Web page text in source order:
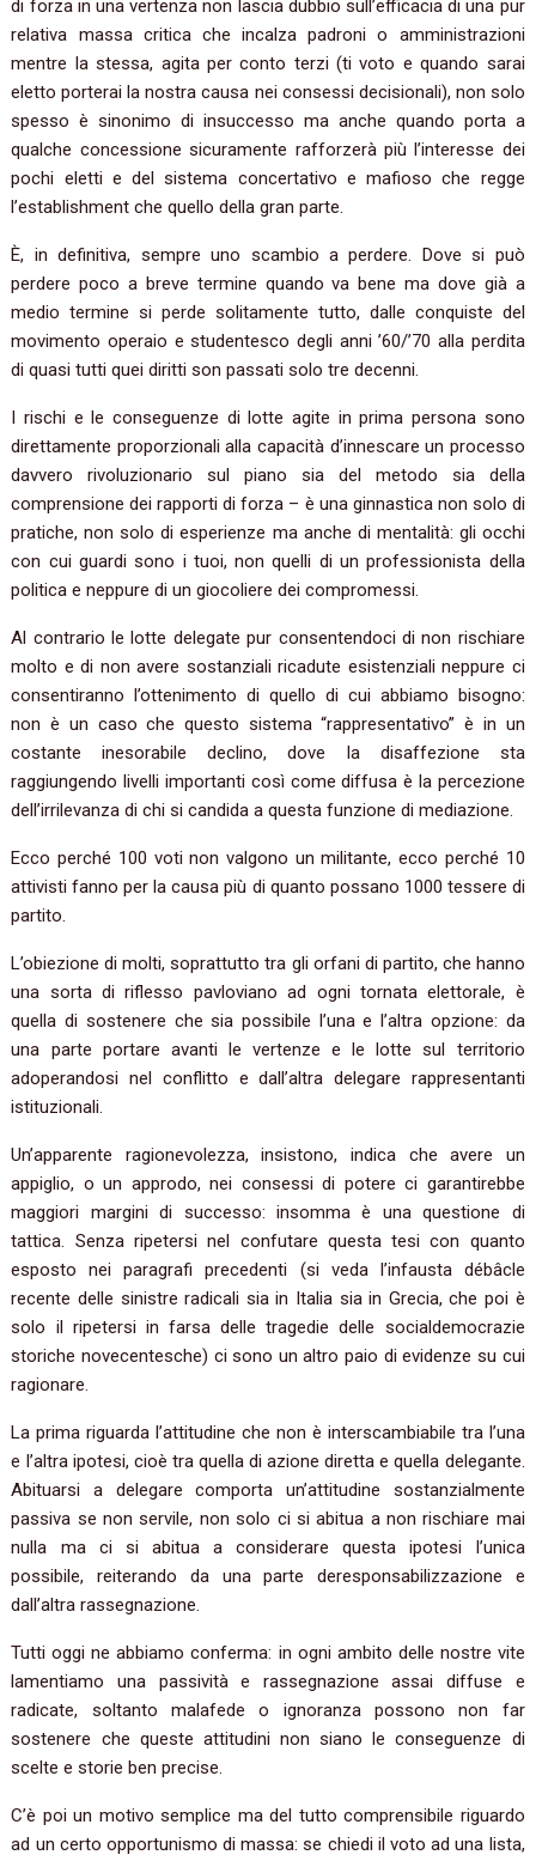
di forza in una vertenza non lascia dubbio sull’efficacia di una pur
relativa massa critica che incalza padroni o amministrazioni
mentre la stessa, agita per conto terzi (ti voto e quando sarai
eletto porterai la nostra causa nei consessi decisionali), non solo
spesso è sinonimo di insuccesso ma anche quando porta a
qualche concessione sicuramente rafforzerà più l’interesse dei
pochi eletti e del sistema concertativo e mafioso che regge
l’establishment che quello della gran parte.
È, in definitiva, sempre uno scambio a perdere. Dove si può
perdere poco a breve termine quando va bene ma dove già a
medio termine si perde solitamente tutto, dalle conquiste del
movimento operaio e studentesco degli anni ’60/’70 alla perdita
di quasi tutti quei diritti son passati solo tre decenni.
I rischi e le conseguenze di lotte agite in prima persona sono
direttamente proporzionali alla capacità d’innescare un processo
davvero rivoluzionario sul piano sia del metodo sia della
comprensione dei rapporti di forza – è una ginnastica non solo di
pratiche, non solo di esperienze ma anche di mentalità: gli occhi
con cui guardi sono i tuoi, non quelli di un professionista della
politica e neppure di un giocoliere dei compromessi.
Al contrario le lotte delegate pur consentendoci di non rischiare
molto e di non avere sostanziali ricadute esistenziali neppure ci
consentiranno l’ottenimento di quello di cui abbiamo bisogno:
non è un caso che questo sistema “rappresentativo” è in un
costante inesorabile declino, dove la disaffezione sta
raggiungendo livelli importanti così come diffusa è la percezione
dell’irrilevanza di chi si candida a questa funzione di mediazione.
Ecco perché 100 voti non valgono un militante, ecco perché 10
attivisti fanno per la causa più di quanto possano 1000 tessere di
partito.
L’obiezione di molti, soprattutto tra gli orfani di partito, che hanno
una sorta di riflesso pavloviano ad ogni tornata elettorale, è
quella di sostenere che sia possibile l’una e l’altra opzione: da
una parte portare avanti le vertenze e le lotte sul territorio
adoperandosi nel conflitto e dall’altra delegare rappresentanti
istituzionali.
Un’apparente ragionevolezza, insistono, indica che avere un
appiglio, o un approdo, nei consessi di potere ci garantirebbe
maggiori margini di successo: insomma è una questione di
tattica. Senza ripetersi nel confutare questa tesi con quanto
esposto nei paragrafi precedenti (si veda l’infausta débâcle
recente delle sinistre radicali sia in Italia sia in Grecia, che poi è
solo il ripetersi in farsa delle tragedie delle socialdemocrazie
storiche novecentesche) ci sono un altro paio di evidenze su cui
ragionare.
La prima riguarda l’attitudine che non è interscambiabile tra l’una
e l’altra ipotesi, cioè tra quella di azione diretta e quella delegante.
Abituarsi a delegare comporta un’attitudine sostanzialmente
passiva se non servile, non solo ci si abitua a non rischiare mai
nulla ma ci si abitua a considerare questa ipotesi l’unica
possibile, reiterando da una parte deresponsabilizzazione e
dall’altra rassegnazione.
Tutti oggi ne abbiamo conferma: in ogni ambito delle nostre vite
lamentiamo una passività e rassegnazione assai diffuse e
radicate, soltanto malafede o ignoranza possono non far
sostenere che queste attitudini non siano le conseguenze di
scelte e storie ben precise.
C’è poi un motivo semplice ma del tutto comprensibile riguardo
ad un certo opportunismo di massa: se chiedi il voto ad una lista,